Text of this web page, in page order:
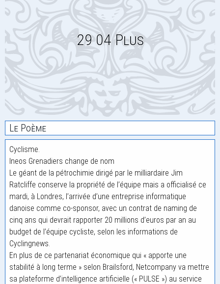
29 04 Plus
Le Poème
Cyclisme.
Ineos Grenadiers change de nom
Le géant de la pétrochimie dirigé par le milliardaire Jim
Ratcliffe conserve la propriété de l’équipe mais a officialisé ce
mardi, à Londres, l’arrivée d’une entreprise informatique
danoise comme co-sponsor, avec un contrat de naming de
cinq ans qui devrait rapporter 20 millions d’euros par an au
budget de l’équipe cycliste, selon les informations de
Cyclingnews.
En plus de ce partenariat économique qui « apporte une
stabilité à long terme » selon Brailsford, Netcompany va mettre
sa plateforme d’intelligence artificielle (« PULSE ») au service